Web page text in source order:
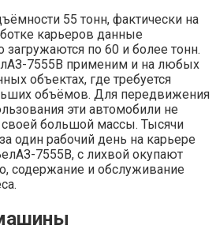
55 тонн, фактически на
карьеров данные
загружаются по 60 и более тонн.
7555В применим и на любых
объектах, где требуется
объёмов. Для передвижения
эти автомобили не
своей большой массы. Тысячи
один рабочий день на карьере
7555В, с лихвой окупают
содержание и обслуживание